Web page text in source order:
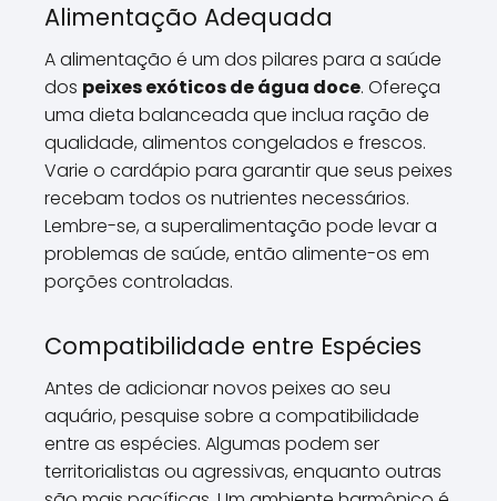
Alimentação Adequada
A alimentação é um dos pilares para a saúde
dos peixes exóticos de água doce. Ofereça
uma dieta balanceada que inclua ração de
qualidade, alimentos congelados e frescos.
Varie o cardápio para garantir que seus peixes
recebam todos os nutrientes necessários.
Lembre-se, a superalimentação pode levar a
problemas de saúde, então alimente-os em
porções controladas.
Compatibilidade entre Espécies
Antes de adicionar novos peixes ao seu
aquário, pesquise sobre a compatibilidade
entre as espécies. Algumas podem ser
territorialistas ou agressivas, enquanto outras